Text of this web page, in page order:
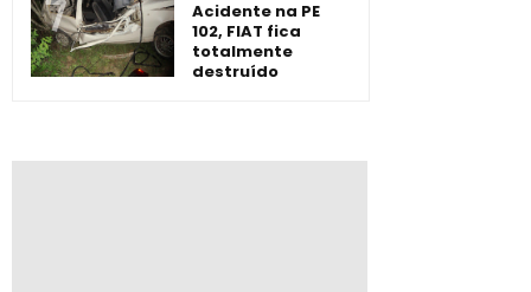
Acidente na PE
102, FIAT fica
totalmente
destruído